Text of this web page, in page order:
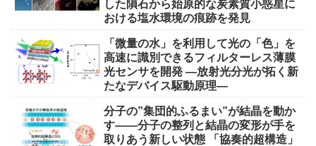
した隕石から始原的な炭素質小惑星に
おける塩水環境の痕跡を発見
「微量の水」を利用して光の「色」を
高速に識別できるフィルターレス薄膜
光センサを開発 ―放射光分光が拓く新
たなデバイス駆動原理―
分子の”集団的ふるまい”が結晶を動か
す――分子の整列と結晶の変形が手を
取りあう新しい状態 「協奏的超構造」